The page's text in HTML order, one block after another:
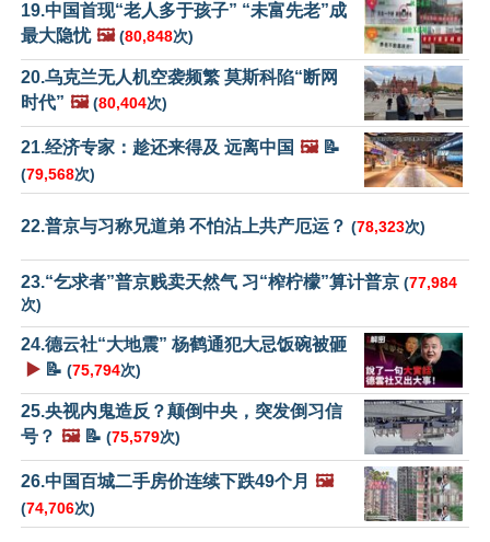
19.中国首现“老人多于孩子” “未富先老”成
最大隐忧 🖼️ (80,848次)
20.乌克兰无人机空袭频繁 莫斯科陷“断网
时代” 🖼️ (80,404次)
21.经济专家：趁还来得及 远离中国 🖼️📝
(79,568次)
22.普京与习称兄道弟 不怕沾上共产厄运？ (78,323次)
23.“乞求者”普京贱卖天然气 习“榨柠檬”算计普京 (77,984
次)
24.德云社“大地震” 杨鹤通犯大忌饭碗被砸
▶️ 📝 (75,794次)
25.央视内鬼造反？颠倒中央，突发倒习信
号？ 🖼️📝 (75,579次)
26.中国百城二手房价连续下跌49个月 🖼️
(74,706次)